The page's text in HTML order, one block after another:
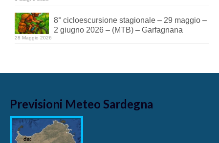
8° cicloescursione stagionale – 29 maggio –
2 giugno 2026 – (MTB) – Garfagnana
28 Maggio 2026
Previsioni Meteo Sardegna